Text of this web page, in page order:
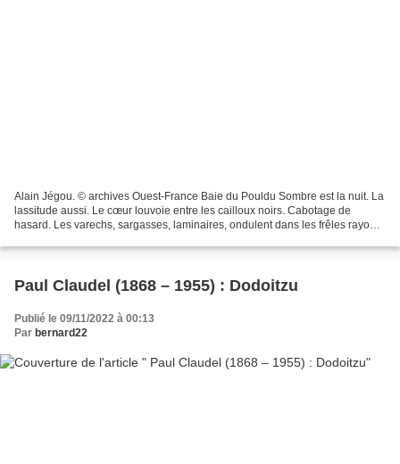
Alain Jégou. © archives Ouest-France Baie du Pouldu Sombre est la nuit. La
lassitude aussi. Le cœur louvoie entre les cailloux noirs. Cabotage de
hasard. Les varechs, sargasses, laminaires, ondulent dans les frêles rayons
Paul Claudel (1868 – 1955) : Dodoitzu
Publié le 09/11/2022 à 00:13
Par bernard22